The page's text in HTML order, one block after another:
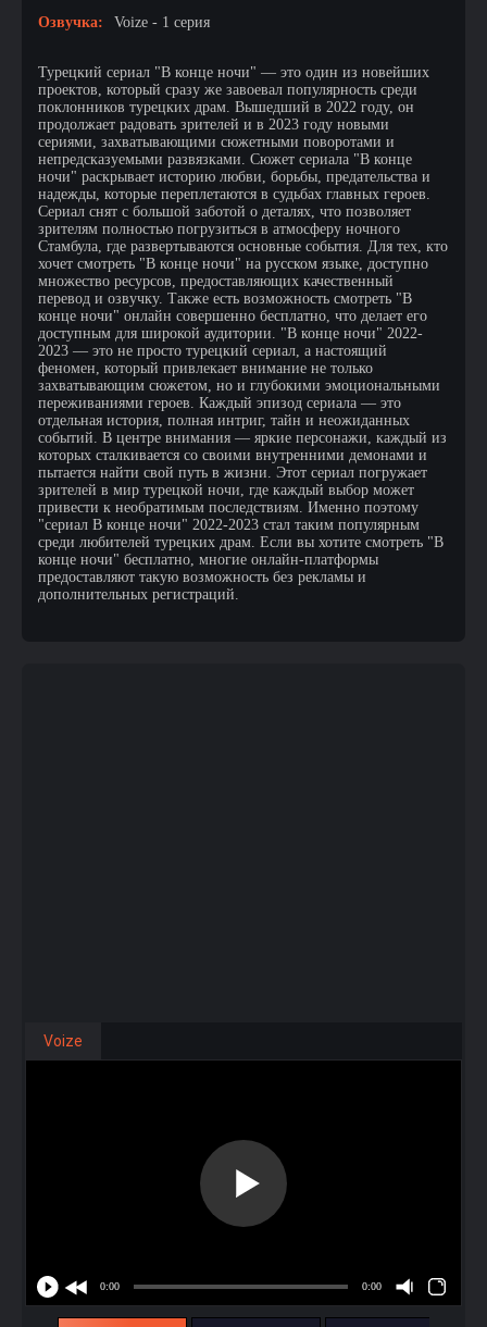
Озвучка:
Voize - 1 серия
Турецкий сериал "В конце ночи" — это один из новейших
проектов, который сразу же завоевал популярность среди
поклонников турецких драм. Вышедший в 2022 году, он
продолжает радовать зрителей и в 2023 году новыми
сериями, захватывающими сюжетными поворотами и
непредсказуемыми развязками. Сюжет сериала "В конце
ночи" раскрывает историю любви, борьбы, предательства и
надежды, которые переплетаются в судьбах главных героев.
Сериал снят с большой заботой о деталях, что позволяет
зрителям полностью погрузиться в атмосферу ночного
Стамбула, где развертываются основные события. Для тех, кто
хочет смотреть "В конце ночи" на русском языке, доступно
множество ресурсов, предоставляющих качественный
перевод и озвучку. Также есть возможность смотреть "В
конце ночи" онлайн совершенно бесплатно, что делает его
доступным для широкой аудитории. "В конце ночи" 2022-
2023 — это не просто турецкий сериал, а настоящий
феномен, который привлекает внимание не только
захватывающим сюжетом, но и глубокими эмоциональными
переживаниями героев. Каждый эпизод сериала — это
отдельная история, полная интриг, тайн и неожиданных
событий. В центре внимания — яркие персонажи, каждый из
которых сталкивается со своими внутренними демонами и
пытается найти свой путь в жизни. Этот сериал погружает
зрителей в мир турецкой ночи, где каждый выбор может
привести к необратимым последствиям. Именно поэтому
"сериал В конце ночи" 2022-2023 стал таким популярным
среди любителей турецких драм. Если вы хотите смотреть "В
конце ночи" бесплатно, многие онлайн-платформы
предоставляют такую возможность без рекламы и
дополнительных регистраций.
Voize